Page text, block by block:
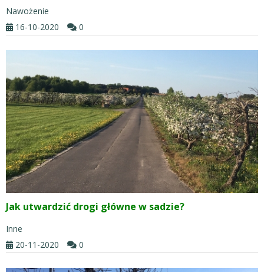
Nawożenie
16-10-2020
0
Jak utwardzić drogi główne w sadzie?
Inne
20-11-2020
0